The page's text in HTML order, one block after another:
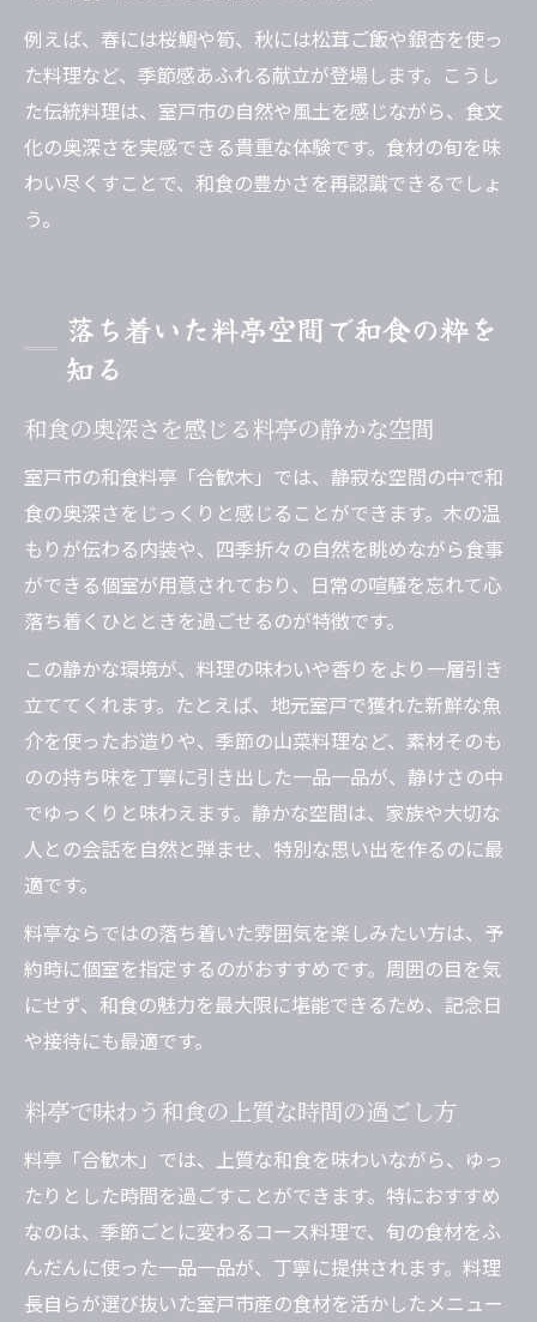
例えば、春には桜鯛や筍、秋には松茸ご飯や銀杏を使っ
た料理など、季節感あふれる献立が登場します。こうし
た伝統料理は、室戸市の自然や風土を感じながら、食文
化の奥深さを実感できる貴重な体験です。食材の旬を味
わい尽くすことで、和食の豊かさを再認識できるでしょ
う。
落ち着いた料亭空間で和食の粋を
知る
和食の奥深さを感じる料亭の静かな空間
室戸市の和食料亭「合歓木」では、静寂な空間の中で和
食の奥深さをじっくりと感じることができます。木の温
もりが伝わる内装や、四季折々の自然を眺めながら食事
ができる個室が用意されており、日常の喧騒を忘れて心
落ち着くひとときを過ごせるのが特徴です。
この静かな環境が、料理の味わいや香りをより一層引き
立ててくれます。たとえば、地元室戸で獲れた新鮮な魚
介を使ったお造りや、季節の山菜料理など、素材そのも
のの持ち味を丁寧に引き出した一品一品が、静けさの中
でゆっくりと味わえます。静かな空間は、家族や大切な
人との会話を自然と弾ませ、特別な思い出を作るのに最
適です。
料亭ならではの落ち着いた雰囲気を楽しみたい方は、予
約時に個室を指定するのがおすすめです。周囲の目を気
にせず、和食の魅力を最大限に堪能できるため、記念日
や接待にも最適です。
料亭で味わう和食の上質な時間の過ごし方
料亭「合歓木」では、上質な和食を味わいながら、ゆっ
たりとした時間を過ごすことができます。特におすすめ
なのは、季節ごとに変わるコース料理で、旬の食材をふ
んだんに使った一品一品が、丁寧に提供されます。料理
長自らが選び抜いた室戸市産の食材を活かしたメニュー